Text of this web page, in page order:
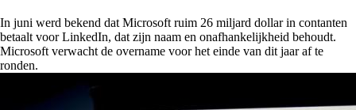
In juni werd bekend dat Microsoft ruim 26 miljard dollar in contanten
betaalt voor LinkedIn, dat zijn naam en onafhankelijkheid behoudt.
Microsoft verwacht de overname voor het einde van dit jaar af te
ronden.